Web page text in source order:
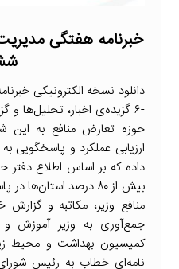
خبرنامه هفتگی
دانلود نسخه الکترونیکی
-۶ گزیده‌ی اخبار، تحلیل‌ها
حوزه تعارض منافع به این
ارزیابی عملکرد و پاسخگویی
داده که بر اساس اطلاع
بیش از ۸۰ درصد
منافع وزیر، مکاتبه و گزارش
جمع‌آوری به وزیر آموزش
کمیسیون بهداشت و محیط
نامه‌ای خطاب به رئیس